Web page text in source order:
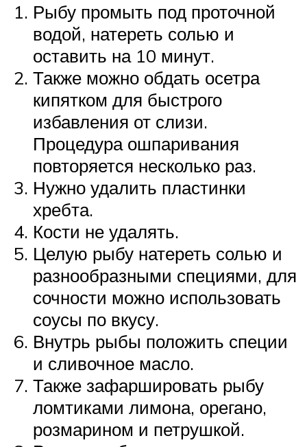
Рыбу промыть под проточной
водой, натереть солью и
оставить на 10 минут.
Также можно обдать осетра
кипятком для быстрого
избавления от слизи.
Процедура ошпаривания
повторяется несколько раз.
Нужно удалить пластинки
хребта.
Кости не удалять.
Целую рыбу натереть солью и
разнообразными специями, для
сочности можно использовать
соусы по вкусу.
Внутрь рыбы положить специи
и сливочное масло.
Также зафаршировать рыбу
ломтиками лимона, орегано,
розмарином и петрушкой.